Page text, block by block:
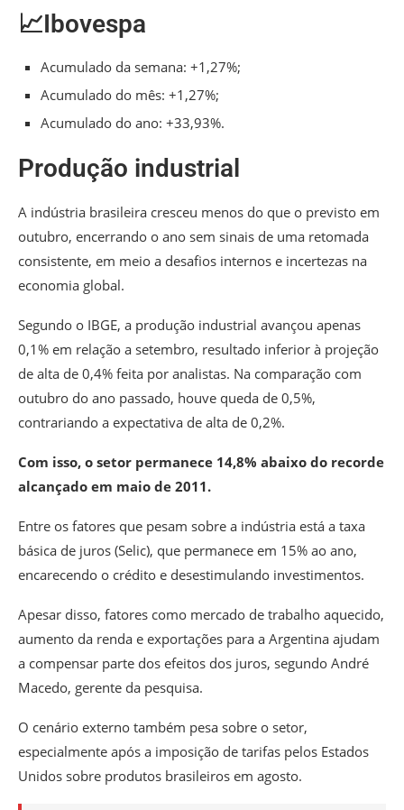
📈Ibovespa
Acumulado da semana: +1,27%;
Acumulado do mês: +1,27%;
Acumulado do ano: +33,93%.
Produção industrial
A indústria brasileira cresceu menos do que o previsto em
outubro, encerrando o ano sem sinais de uma retomada
consistente, em meio a desafios internos e incertezas na
economia global.
Segundo o IBGE, a produção industrial avançou apenas
0,1% em relação a setembro, resultado inferior à projeção
de alta de 0,4% feita por analistas. Na comparação com
outubro do ano passado, houve queda de 0,5%,
contrariando a expectativa de alta de 0,2%.
Com isso, o setor permanece 14,8% abaixo do recorde
alcançado em maio de 2011.
Entre os fatores que pesam sobre a indústria está a taxa
básica de juros (Selic), que permanece em 15% ao ano,
encarecendo o crédito e desestimulando investimentos.
Apesar disso, fatores como mercado de trabalho aquecido,
aumento da renda e exportações para a Argentina ajudam
a compensar parte dos efeitos dos juros, segundo André
Macedo, gerente da pesquisa.
O cenário externo também pesa sobre o setor,
especialmente após a imposição de tarifas pelos Estados
Unidos sobre produtos brasileiros em agosto.